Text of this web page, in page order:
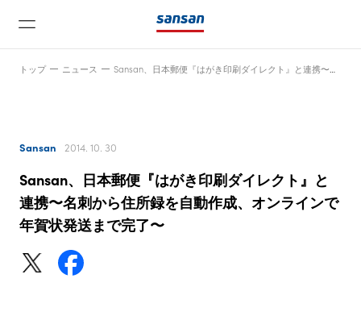
ニュース
サービス
トップ ニュース
Sansan 2014. 10. 30
Sansan、日本郵便『はがき印刷ダイレクト』と
連携〜名刺から住所録を自動作成、オンラインで
年賀状発送まで完了〜